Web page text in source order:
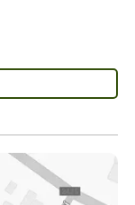
spokojená se